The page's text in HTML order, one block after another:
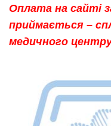
Оплата на сайті
приймається –
медичного